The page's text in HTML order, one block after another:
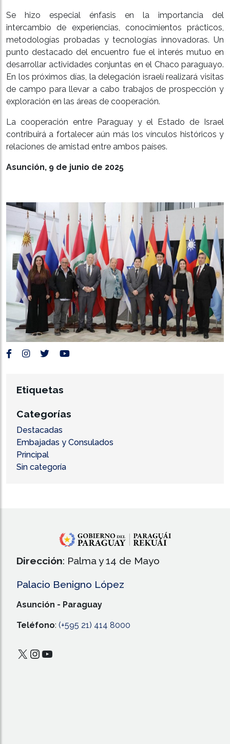
Se hizo especial énfasis en la importancia del
intercambio de experiencias, conocimientos prácticos,
metodologías probadas y tecnologías innovadoras. Un
punto destacado del encuentro fue el interés mutuo en
desarrollar actividades conjuntas en el Chaco paraguayo.
En los próximos días, la delegación israelí realizará visitas
de campo para llevar a cabo trabajos de prospección y
exploración en las áreas de cooperación.
La cooperación entre Paraguay y el Estado de Israel
contribuirá a fortalecer aún más los vínculos históricos y
relaciones de amistad entre ambos países.
Asunción, 9 de junio de 2025
Etiquetas
Categorías
Destacadas
Embajadas y Consulados
Principal
Sin categoría
Dirección: Palma y 14 de Mayo
Palacio Benigno López
Asunción - Paraguay
Teléfono: (+595 21) 414 8000
X Instagram
YouTube